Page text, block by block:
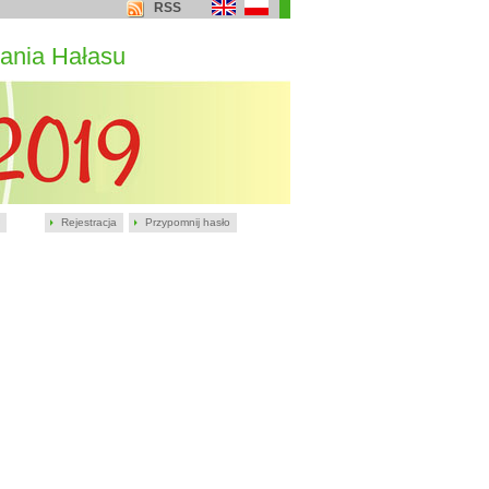
Rejestracja Przypomnij hasło
RSS
Hałasu